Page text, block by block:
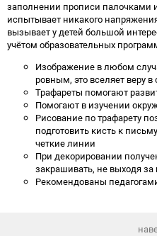
заполнении прописи палочками
испытывает никакого
вызывает у детей большой
учётом образовательных
Изображение в любом
ровным, это вселяет веру
Трафареты помогают
Помогают в изучении
Рисование по трафарету
подготовить кисть к
четкие линии
При декорировании
закрашивать, не выходя за
Рекомендованы